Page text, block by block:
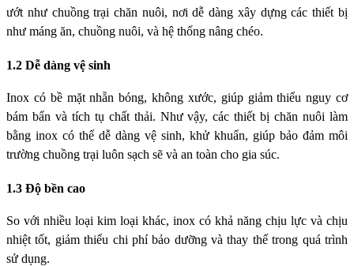
ướt như chuồng trại chăn nuôi, nơi dễ dàng xây dựng các thiết bị
như máng ăn, chuồng nuôi, và hệ thống nâng chéo.
1.2 Dễ dàng vệ sinh
Inox có bề mặt nhẵn bóng, không xước, giúp giảm thiểu nguy cơ
bám bẩn và tích tụ chất thải. Như vậy, các thiết bị chăn nuôi làm
bằng inox có thể dễ dàng vệ sinh, khử khuẩn, giúp bảo đảm môi
trường chuồng trại luôn sạch sẽ và an toàn cho gia súc.
1.3 Độ bền cao
So với nhiều loại kim loại khác, inox có khả năng chịu lực và chịu
nhiệt tốt, giảm thiểu chi phí bảo dưỡng và thay thế trong quá trình
sử dụng.